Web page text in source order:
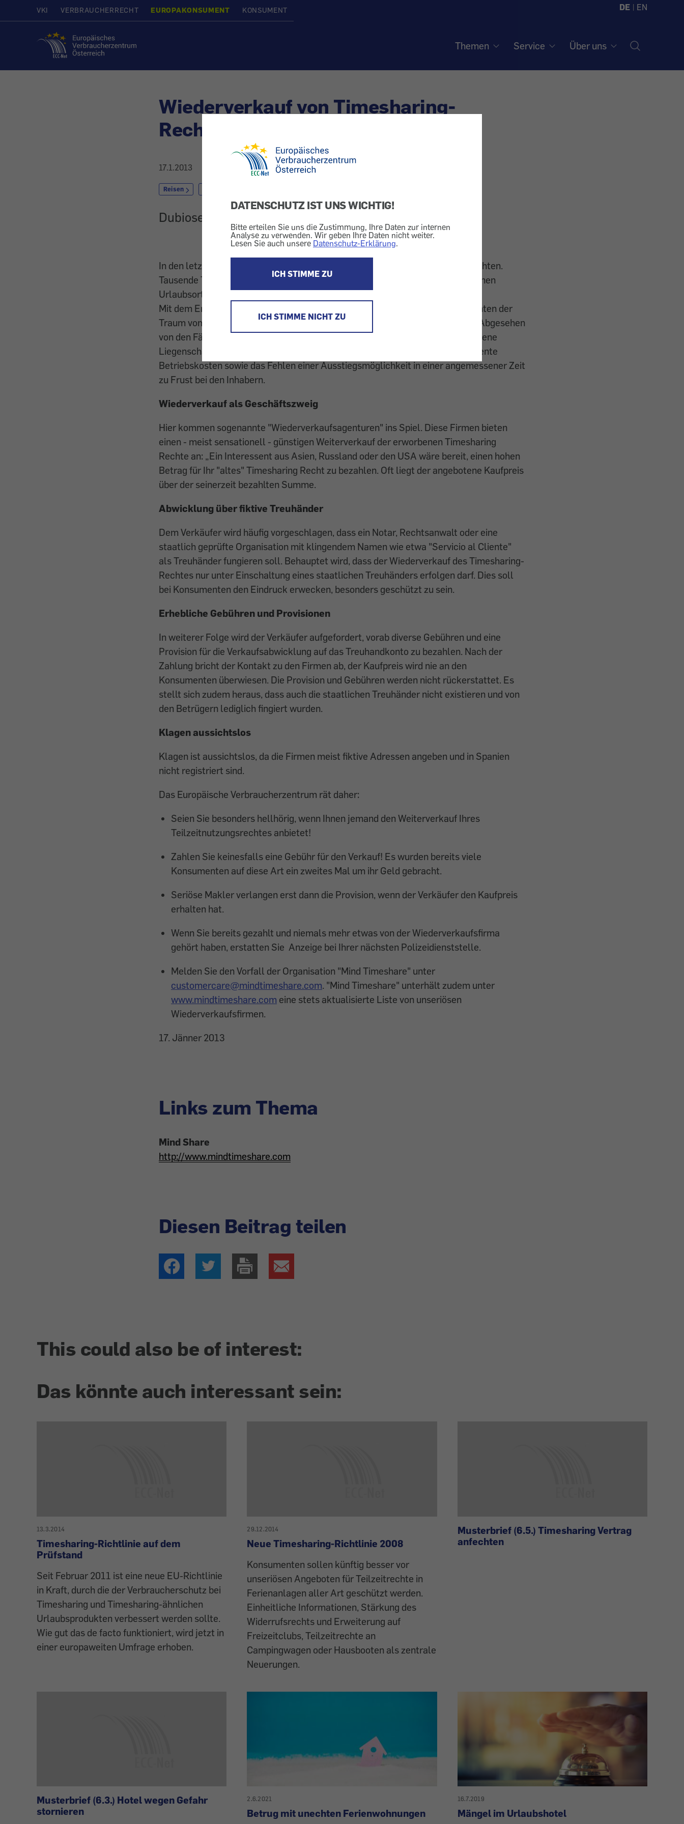
DATENSCHUTZ IST UNS WICHTIG!
Bitte erteilen Sie uns die Zustimmung, Ihre Daten zur internen
Analyse zu verwenden. Wir geben Ihre Daten nicht weiter.
Lesen Sie auch unsere Datenschutz-Erklärung.
ICH STIMME ZU
ICH STIMME NICHT ZU
VKI VERBRAUCHERRECHT EUROPAKONSUMENT KONSUMENT DE | EN
Startseite
Themen Service Über uns
Wiederverkauf von Timesharing-
Rechten
17.1.2013
Reisen
Dubiose Firmen locken weiteres Geld aus der Tasche
In den letzten Jahren boomte das Geschäft mit sogenannten Timesharing Rechten.
Tausende Touristen haben Teilzeitnutzungsrechte an Immobilen in verschiedenen
Urlaubsorten erworben.
Mit dem Erwerb eines neuen Timesharing Rechtes hat sich für viele Konsumenten der
Traum vom eigenen Domizil im Urlaubsort leider nicht wie gewünscht erfüllt. Abgesehen
von den Fällen, in denen es sich um glatten Betrug handelte, da es die angebotene
Liegenschaft, bzw. die Anlage nie gegeben hat, führen oft hohe und intransparente
Betriebskosten sowie das Fehlen einer Ausstiegsmöglichkeit in einer angemessener Zeit
zu Frust bei den Inhabern.
Wiederverkauf als Geschäftszweig
Hier kommen sogenannte "Wiederverkaufsagenturen" ins Spiel. Diese Firmen bieten
einen - meist sensationell - günstigen Weiterverkauf der erworbenen Timesharing
Rechte an: „Ein Interessent aus Asien, Russland oder den USA wäre bereit, einen hohen
Betrag für Ihr "altes" Timesharing Recht zu bezahlen. Oft liegt der angebotene Kaufpreis
über der seinerzeit bezahlten Summe.
Abwicklung über fiktive Treuhänder
Dem Verkäufer wird häufig vorgeschlagen, dass ein Notar, Rechtsanwalt oder eine
staatlich geprüfte Organisation mit klingendem Namen wie etwa "Servicio al Cliente"
als Treuhänder fungieren soll. Behauptet wird, dass der Wiederverkauf des Timesharing-
Rechtes nur unter Einschaltung eines staatlichen Treuhänders erfolgen darf. Dies soll
bei Konsumenten den Eindruck erwecken, besonders geschützt zu sein.
Erhebliche Gebühren und Provisionen
In weiterer Folge wird der Verkäufer aufgefordert, vorab diverse Gebühren und eine
Provision für die Verkaufsabwicklung auf das Treuhandkonto zu bezahlen. Nach der
Zahlung bricht der Kontakt zu den Firmen ab, der Kaufpreis wird nie an den
Konsumenten überwiesen. Die Provision und Gebühren werden nicht rückerstattet. Es
stellt sich zudem heraus, dass auch die staatlichen Treuhänder nicht existieren und von
den Betrügern lediglich fingiert wurden.
Klagen aussichtslos
Klagen ist aussichtslos, da die Firmen meist fiktive Adressen angeben und in Spanien
nicht registriert sind.
Das Europäische Verbraucherzentrum rät daher:
Seien Sie besonders hellhörig, wenn Ihnen jemand den Weiterverkauf Ihres
Teilzeitnutzungsrechtes anbietet!
Zahlen Sie keinesfalls eine Gebühr für den Verkauf! Es wurden bereits viele
Konsumenten auf diese Art ein zweites Mal um ihr Geld gebracht.
Seriöse Makler verlangen erst dann die Provision, wenn der Verkäufer den Kaufpreis
erhalten hat.
Wenn Sie bereits gezahlt und niemals mehr etwas von der Wiederverkaufsfirma
gehört haben, erstatten Sie Anzeige bei Ihrer nächsten Polizeidienststelle.
Melden Sie den Vorfall der Organisation "Mind Timeshare" unter
customercare@mindtimeshare.com. "Mind Timeshare" unterhält zudem unter
www.mindtimeshare.com eine stets aktualisierte Liste von unseriösen
Wiederverkaufsfirmen.
17. Jänner 2013
Links zum Thema
Mind Share
http://www.mindtimeshare.com
Diesen Beitrag teilen
This could also be of interest:
Das könnte auch interessant sein:
13.3.2014
Timesharing-Richtlinie auf dem
Prüfstand
Seit Februar 2011 ist eine neue EU-Richtlinie
in Kraft, durch die der Verbraucherschutz bei
Timesharing und Timesharing-ähnlichen
Urlaubsprodukten verbessert werden sollte.
Wie gut das de facto funktioniert, wird jetzt in
einer europaweiten Umfrage erhoben.
29.12.2014
Neue Timesharing-Richtlinie 2008
Konsumenten sollen künftig besser vor
unseriösen Angeboten für Teilzeitrechte in
Ferienanlagen aller Art geschützt werden.
Einheitliche Informationen, Stärkung des
Widerrufsrechts und Erweiterung auf
Freizeitclubs, Teilzeitrechte an
Campingwagen oder Hausbooten als zentrale
Neuerungen.
Musterbrief (6.5.) Timesharing Vertrag
anfechten
Musterbrief (6.3.) Hotel wegen Gefahr
stornieren
2.6.2021
Betrug mit unechten Ferienwohnungen
16.7.2019
Mängel im Urlaubshotel